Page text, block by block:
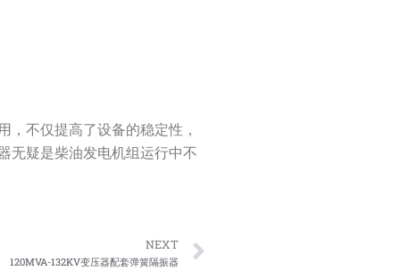
不仅提高了设备的稳定性，
无疑是柴油发电机组运行中不
NEXT
120MVA-132KV变压器配套弹簧隔振器